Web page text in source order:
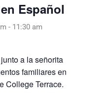
Español
- 11:30 am
a la señorita
familiares en
College Terrace.